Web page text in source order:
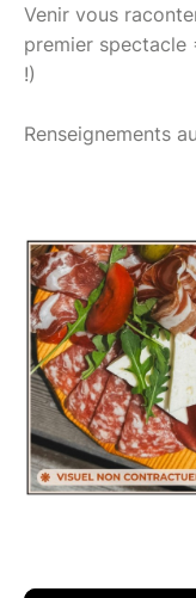
Venir vous
premier
!)
Renseignements